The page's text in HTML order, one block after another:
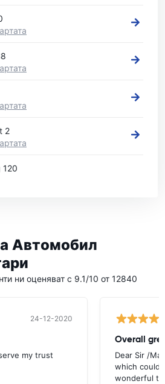
2
120
Автомобил
ни оценяват с 9.1/10 от 12840
24-12-2020
my trust
Overall
Dear Sir /
which could
wonderful to